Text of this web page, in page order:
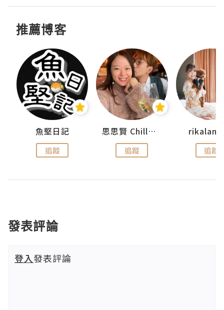
推薦博客
魚堅日記
追蹤
思思賢 ChillMyBabe
追蹤 追蹤
發表評論
登入發表評論